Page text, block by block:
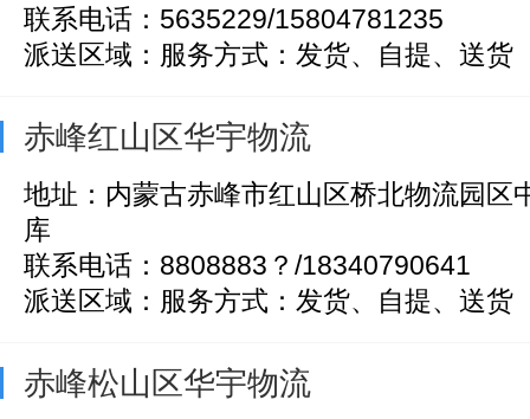
联系电话：5635229/15804781235
派送区域：服务方式：发货、自提、送货
赤峰红山区华宇物流
地址：内蒙古赤峰市红山区桥北物流园区
库
联系电话：8808883？/18340790641
派送区域：服务方式：发货、自提、送货
赤峰松山区华宇物流